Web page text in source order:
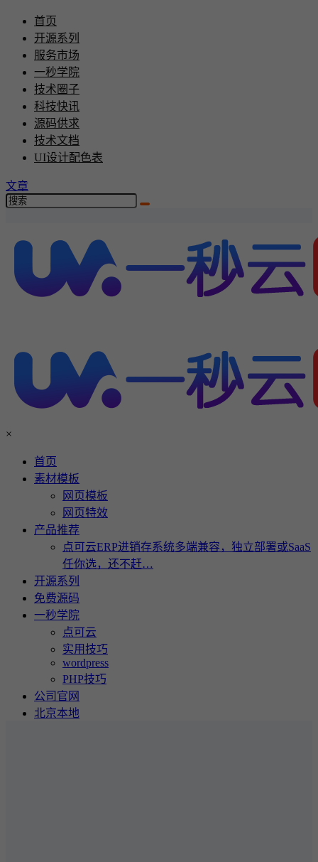
首页
开源系列
服务市场
一秒学院
技术圈子
科技快讯
源码供求
技术文档
UI设计配色表
文章
×
首页
素材模板
网页模板
网页特效
产品推荐
点可云ERP进销存系统多端兼容，独立部署或SaaS
任你选，还不赶…
开源系列
免费源码
一秒学院
点可云
实用技巧
wordpress
PHP技巧
公司官网
北京本地